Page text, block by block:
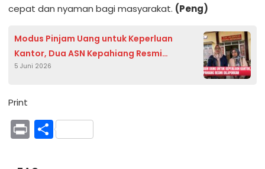
cepat dan nyaman bagi masyarakat. (Peng)
Modus Pinjam Uang untuk Keperluan
Kantor, Dua ASN Kepahiang Resmi
dilaporkan
5 Juni 2026
Print
PrintShare